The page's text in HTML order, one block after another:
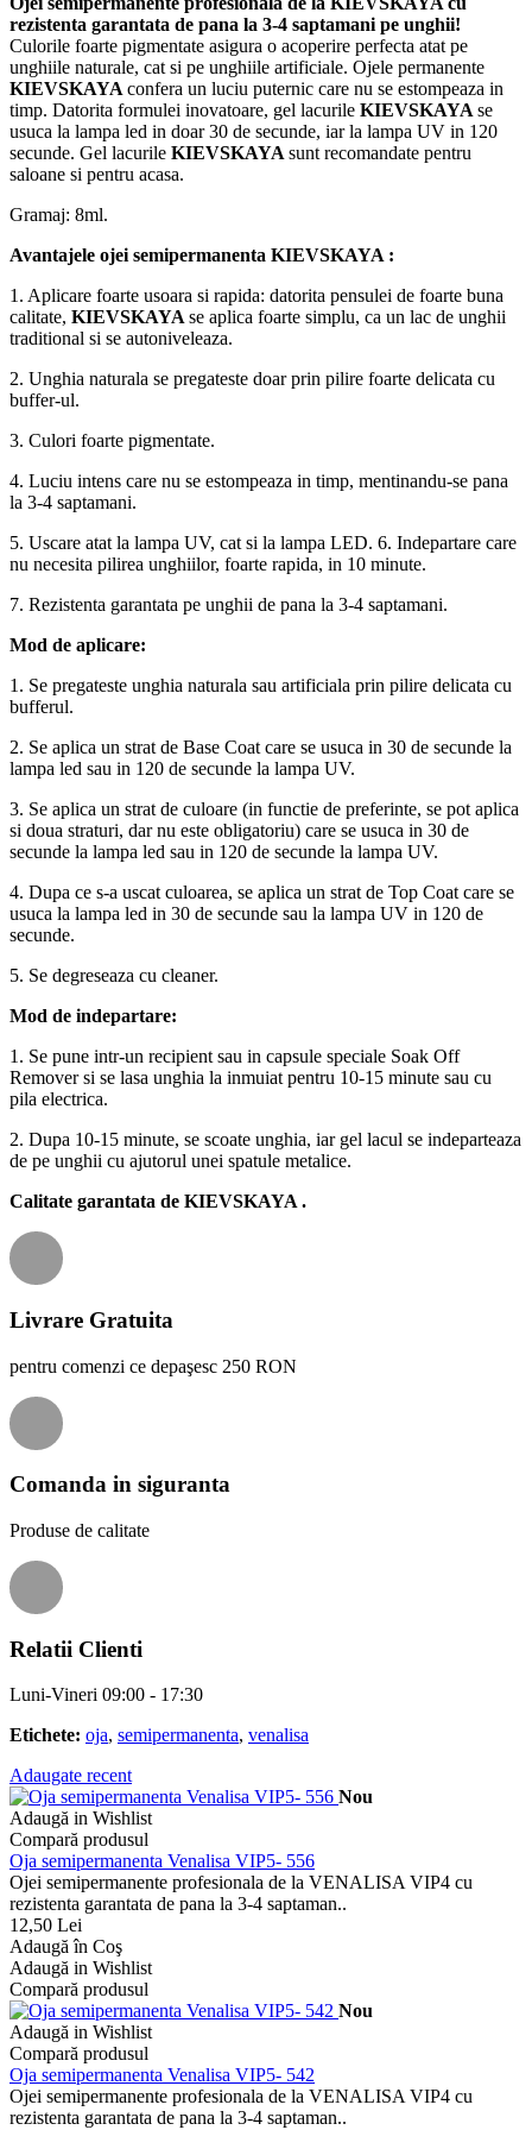
rezistenta garantata de pana la 3-4 saptamani pe unghii!
Culorile foarte pigmentate asigura o acoperire perfecta atat pe
unghiile naturale, cat si pe unghiile artificiale. Ojele permanente
KIEVSKAYA confera un luciu puternic care nu se estompeaza in
timp. Datorita formulei inovatoare, gel lacurile KIEVSKAYA se
usuca la lampa led in doar 30 de secunde, iar la lampa UV in 120
secunde. Gel lacurile KIEVSKAYA sunt recomandate pentru
saloane si pentru acasa.
Gramaj: 8ml.
Avantajele ojei semipermanenta KIEVSKAYA :
1. Aplicare foarte usoara si rapida: datorita pensulei de foarte buna
calitate, KIEVSKAYA se aplica foarte simplu, ca un lac de unghii
traditional si se autoniveleaza.
2. Unghia naturala se pregateste doar prin pilire foarte delicata cu
buffer-ul.
3. Culori foarte pigmentate.
4. Luciu intens care nu se estompeaza in timp, mentinandu-se pana
la 3-4 saptamani.
5. Uscare atat la lampa UV, cat si la lampa LED. 6. Indepartare care
nu necesita pilirea unghiilor, foarte rapida, in 10 minute.
7. Rezistenta garantata pe unghii de pana la 3-4 saptamani.
Mod de aplicare:
1. Se pregateste unghia naturala sau artificiala prin pilire delicata cu
bufferul.
2. Se aplica un strat de Base Coat care se usuca in 30 de secunde la
lampa led sau in 120 de secunde la lampa UV.
3. Se aplica un strat de culoare (in functie de preferinte, se pot aplica
si doua straturi, dar nu este obligatoriu) care se usuca in 30 de
secunde la lampa led sau in 120 de secunde la lampa UV.
4. Dupa ce s-a uscat culoarea, se aplica un strat de Top Coat care se
usuca la lampa led in 30 de secunde sau la lampa UV in 120 de
secunde.
5. Se degreseaza cu cleaner.
Mod de indepartare:
1. Se pune intr-un recipient sau in capsule speciale Soak Off
Remover si se lasa unghia la inmuiat pentru 10-15 minute sau cu
pila electrica.
2. Dupa 10-15 minute, se scoate unghia, iar gel lacul se indeparteaza
de pe unghii cu ajutorul unei spatule metalice.
Calitate garantata de KIEVSKAYA .
Livrare Gratuita
pentru comenzi ce depaşesc 250 RON
Comanda in siguranta
Produse de calitate
Relatii Clienti
Luni-Vineri 09:00 - 17:30
Etichete: oja, semipermanenta, venalisa
Adaugate recent
Nou
Adaugă in Wishlist
Compară produsul
Oja semipermanenta Venalisa VIP5- 556
Ojei semipermanente profesionala de la VENALISA VIP4 cu
rezistenta garantata de pana la 3-4 saptaman..
12,50 Lei
Adaugă în Coş
Adaugă in Wishlist
Compară produsul
Nou
Adaugă in Wishlist
Compară produsul
Oja semipermanenta Venalisa VIP5- 542
Ojei semipermanente profesionala de la VENALISA VIP4 cu
rezistenta garantata de pana la 3-4 saptaman..